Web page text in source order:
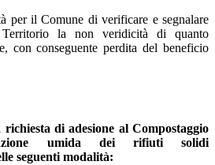
per il Comune di verificare e segnalare
la non veridicità di quanto
con conseguente perdita del beneficio
di adesione al Compostaggio
umida dei rifiuti solidi
seguenti modalità: